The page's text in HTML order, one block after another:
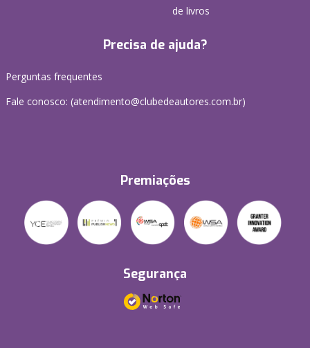
de livros
Precisa de ajuda?
Perguntas frequentes
Fale conosco: (atendimento@clubedeautores.com.br)
Premiações
Segurança